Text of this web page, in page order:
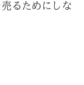
るためにしな